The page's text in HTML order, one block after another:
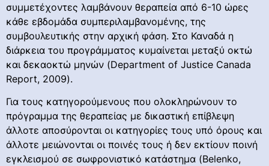
συμμετέχοντες λαμβάνουν θεραπεία από 6-10 ώρες
κάθε εβδομάδα συμπεριλαμβανομένης, της
συμβουλευτικής στην αρχική φάση. Στο Καναδά η
διάρκεια του προγράμματος κυμαίνεται μεταξύ οκτώ
και δεκαοκτώ μηνών (Department of Justice Canada
Report, 2009).
Για τους κατηγορούμενους που ολοκληρώνουν το
πρόγραμμα της θεραπείας με δικαστική επίβλεψη
άλλοτε αποσύρονται οι κατηγορίες τους υπό όρους και
άλλοτε μειώνονται οι ποινές τους ή δεν εκτίουν ποινή
εγκλεισμού σε σωφρονιστικό κατάστημα (Belenko,